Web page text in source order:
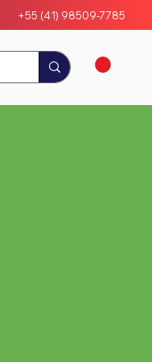
+55 (41) 98509-7785